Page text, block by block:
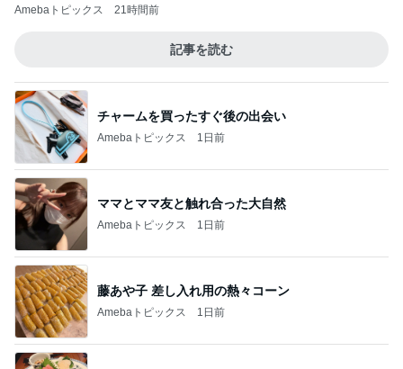
Amebaトピックス 21時間前
記事を読む
チャームを買ったすぐ後の出会い
Amebaトピックス 1日前
ママとママ友と触れ合った大自然
Amebaトピックス 1日前
藤あや子 差し入れ用の熱々コーン
Amebaトピックス 1日前